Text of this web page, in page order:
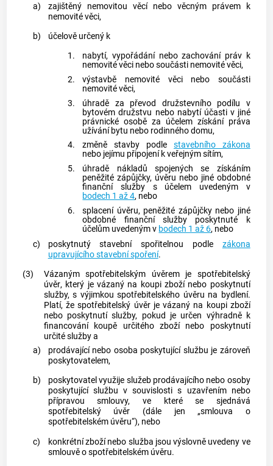
a)
zajištěný nemovitou věcí nebo věcným právem k
nemovité věci,
b)
účelově určený k
1.
nabytí, vypořádání nebo zachování práv k
nemovité věci nebo součásti nemovité věci,
2.
výstavbě nemovité věci nebo součásti
nemovité věci,
3.
úhradě za převod družstevního podílu v
bytovém družstvu nebo nabytí účasti v jiné
právnické osobě za účelem získání práva
užívání bytu nebo rodinného domu,
4.
změně stavby podle stavebního zákona
nebo jejímu připojení k veřejným sítím,
5.
úhradě nákladů spojených se získáním
peněžité zápůjčky, úvěru nebo jiné obdobné
finanční služby s účelem uvedeným v
bodech 1 až 4, nebo
6.
splacení úvěru, peněžité zápůjčky nebo jiné
obdobné finanční služby poskytnuté k
účelům uvedeným v bodech 1 až 6, nebo
c)
poskytnutý stavební spořitelnou podle zákona
upravujícího stavební spoření.
(3)
Vázaným spotřebitelským úvěremje spotřebitelský
úvěr, který je vázaný na koupi zboží nebo poskytnutí
služby, s výjimkouspotřebitelského úvěru na bydlení.
Platí, žespotřebitelský úvěrje vázaný na koupi zboží
nebo poskytnutí služby, pokud je určen výhradně k
financování koupě určitého zboží nebo poskytnutí
určité služby a
a)
prodávající nebo osoba poskytující službu je zároveň
poskytovatelem,
b)
poskytovatel využije služeb prodávajícího nebo osoby
poskytující službu v souvislosti s uzavřením nebo
přípravou smlouvy, ve které se sjednává
spotřebitelský úvěr (dále jen „smlouva o
spotřebitelském úvěru“), nebo
c)
konkrétní zboží nebo služba jsou výslovně uvedeny ve
smlouvě ospotřebitelském úvěru.